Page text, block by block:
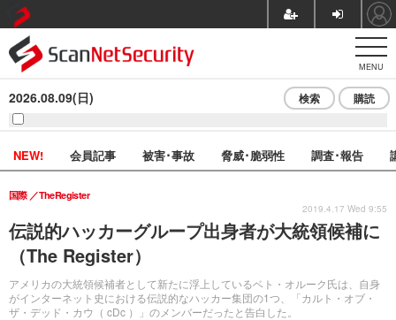
MENU
2026.08.09(日) 検索 購読
NEW! 会員記事 被害･事故 脅威･脆弱性 調査･報告
伝説的ハッカーグループ出身者が大統領候補に
（The Register）
アメリカの大統領候補者として新たに浮上しているベト・オルーク氏は、自身
がインターネット史における伝説的なハッカー集団の1つ、「カルト・オブ・
ザ・デッド・カウ（ cDc ）」のメンバーだったと告白した。
国際 TheRegister
2019.4.17 Wed 9:55